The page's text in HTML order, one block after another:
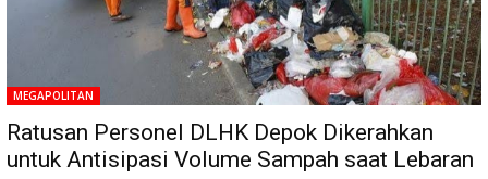
MEGAPOLITAN
Ratusan Personel DLHK Depok Dikerahkan
untuk Antisipasi Volume Sampah saat Lebaran